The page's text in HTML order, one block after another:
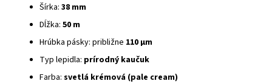
Šírka: 38 mm
Dĺžka: 50 m
Hrúbka pásky: približne 110 µm
Typ lepidla: prírodný kaučuk
Farba: svetlá krémová (pale cream)